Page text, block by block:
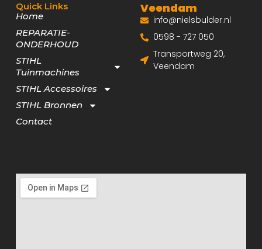
Quick Links
Home
REPARATIE-
ONDERHOUD
STIHL
Tuinmachines
STIHL Accessoires
STIHL Bronnen
Contact
Veendam
info@nielsbulder.nl
0598 - 727 050
Transportweg 20,
Veendam